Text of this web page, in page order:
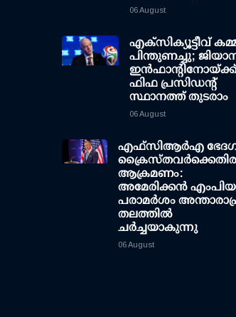
06 August
എക്സിക്യൂട്ടീവ്
പിന്തുണച്ചു;
ഇന്‍ഫാന്റിനോയ്ക്ക്
ഫിഫ പ്രസിഡന്റ്
സ്ഥാനത്ത് തുടരാം
06 August
എഫ്‌സി‌ആര്‍‌എ
ആക്രമണം:
അമേരിക്കൻ
പരാമർശം
തലത്തിൽ
ചർച്ചയാകുന്നു
06 August